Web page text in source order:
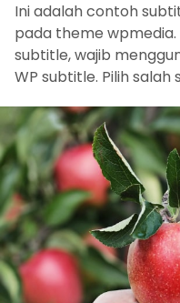
Ini adalah contoh
pada theme
subtitle, wajib
WP subtitle. Pilih salah